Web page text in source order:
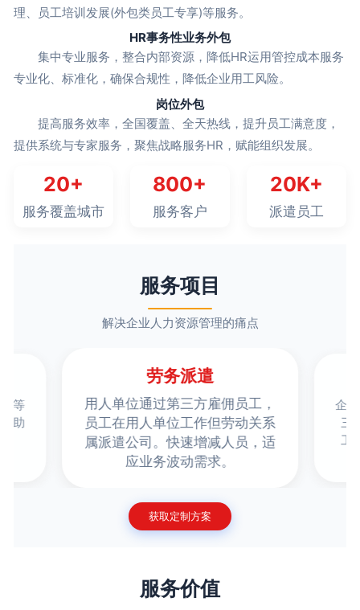
理、员工培训发展(外包类员工专享)等服务。
HR事务性业务外包
集中专业服务，整合内部资源，降低HR运用管控成本服务
专业化、标准化，确保合规性，降低企业用工风险。
岗位外包
提高服务效率，全国覆盖、全天热线，提升员工满意度，
提供系统与专家服务，聚焦战略服务HR，赋能组织发展。
20+
服务覆盖城市
800+
服务客户
20K+
派遣员工
服务项目
解决企业人力资源管理的痛点
等
助
劳务派遣
用人单位通过第三方雇佣员工，
员工在用人单位工作但劳动关系
属派遣公司。快速增减人员，适
应业务波动需求。
企
三
工
获取定制方案
服务价值